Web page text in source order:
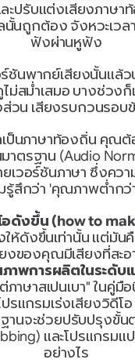
ปรับแต่งเสียงภาษา
ถูกต้อง จังหวะเวลา
ฟังผ่านหูฟัง
นพากย์เสียงนั้นแล้ว
สม่ำเสมอ บางช่วงก็
ส่วน เสียงรบกวนรอ
ป็นภาษาท้องถิ่น คุณ
าตรฐาน (Audio
วอร์ชันภาษา ซึ่งควา
รู้สึกว่า 'คุณภาพต่ำกว่
อดังขึ้น (how to
ให้ดังขึ้นเท่านั้น แต่มัน
งของคุณมีเสียงที่สะอ
พการผลิตในระดับ
ษาสเปนเบา" ในคู่มื
แกรมเร่งเสียงวิดีโ
ฐานจะช่วยปรับปรุงขั้
และโปรแกรมแ
อย่างไร